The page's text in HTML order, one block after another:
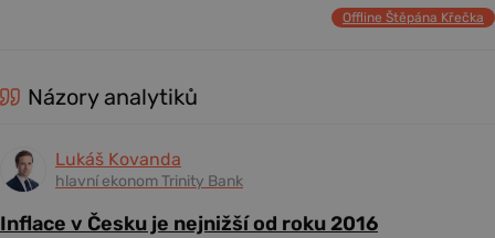
Offline Štěpána Křečka
Názory analytiků
Lukáš Kovanda
hlavní ekonom Trinity Bank
Inflace v Česku je nejnižší od roku 2016